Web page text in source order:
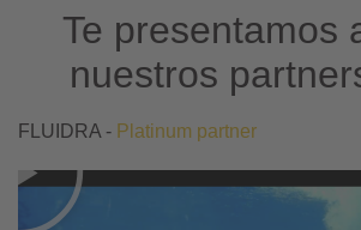
Te presentamos
nuestros
FLUIDRA - Platinum partner